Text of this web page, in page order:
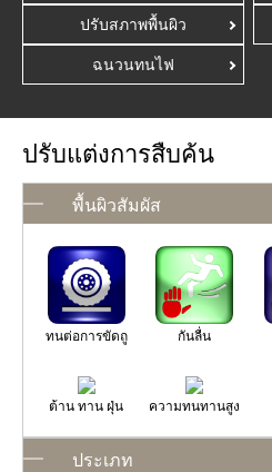
ปรับสภาพพื้นผิว
ฉนวนทนไฟ
ปรับแต่งการสืบค้น
พื้นผิวสัมผัส
ทนต่อการขัดถู กันลื่น
ต้าน ทาน ฝุ่น ความทนทานสูง
ประเภท